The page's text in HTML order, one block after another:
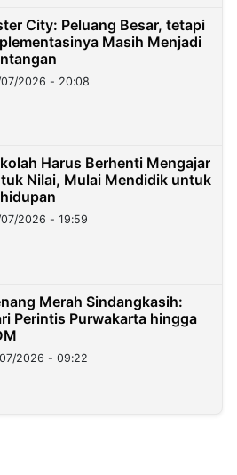
City: Peluang Besar, tetapi
Masih Menjadi
2026 - 20:08
Harus Berhenti Mengajar
Nilai, Mulai Mendidik untuk
2026 - 19:59
Merah Sindangkasih:
Perintis Purwakarta hingga
2026 - 09:22